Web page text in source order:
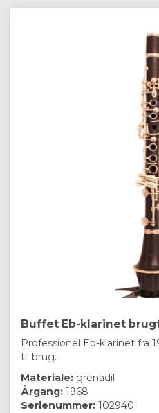
Buffet Eb-klarinet
Professionel Eb-klarinet fra
til brug.
Materiale: grenadil
Årgang: 1968
Serienummer: 102940